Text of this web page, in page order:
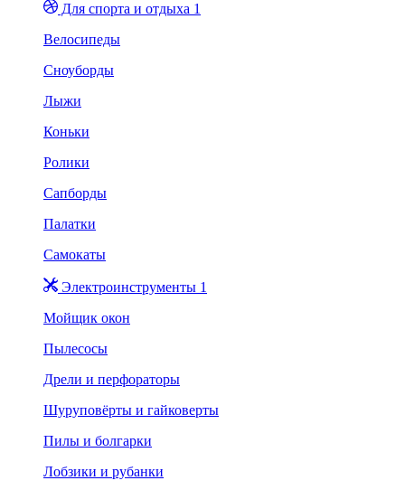
Для спорта и отдыха 1
Велосипеды
Сноуборды
Лыжи
Коньки
Ролики
Сапборды
Палатки
Самокаты
Электроинструменты 1
Мойщик окон
Пылесосы
Дрели и перфораторы
Шуруповёрты и гайковерты
Пилы и болгарки
Лобзики и рубанки